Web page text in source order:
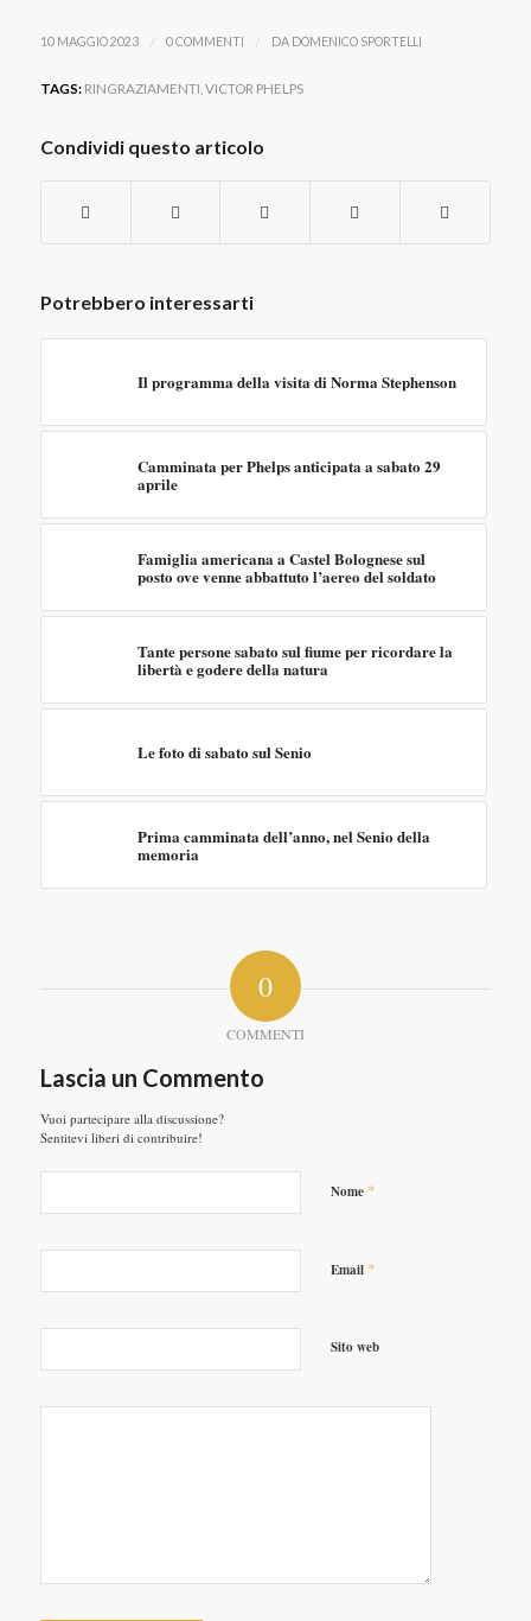
10 MAGGIO 2023 / 0 COMMENTI / DA DOMENICO SPORTELLI
TAGS: RINGRAZIAMENTI VICTOR PHELPS
Condividi questo articolo
Potrebbero interessarti
Il programma della visita di Norma Stephenson
Camminata per Phelps anticipata a sabato 29
aprile
Famiglia americana a Castel Bolognese sul
posto ove venne abbattuto l’aereo del soldato
Tante persone sabato sul fiume per ricordare la
libertà e godere della natura
Le foto di sabato sul Senio
Prima camminata dell’anno, nel Senio della
memoria
0
COMMENTI
Lascia un Commento
Vuoi partecipare alla discussione?
Sentitevi liberi di contribuire!
Nome *
Email *
Sito web